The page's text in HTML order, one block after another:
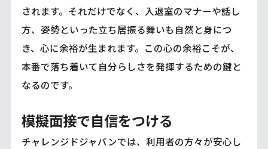
されます。それだけでなく、入退室のマナーや話し
方、姿勢といった立ち居振る舞いも自然と身につ
き、心に余裕が生まれます。この心の余裕こそが、
本番で落ち着いて自分らしさを発揮するための鍵と
なるのです。
模擬面接で自信をつける
チャレンジドジャパンでは、利用者の方々が安心し